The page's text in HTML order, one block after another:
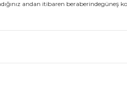
andan itibaren beraberindegüneş